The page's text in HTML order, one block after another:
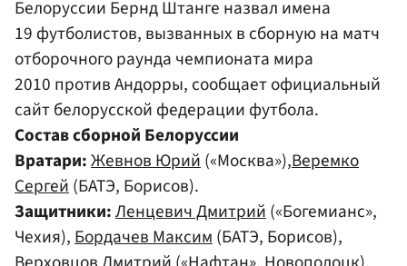
Белоруссии Бернд Штанге назвал имена
19 футболистов, вызванных в сборную на матч
отборочного раунда чемпионата мира
2010 против Андорры, сообщает официальный
сайт белорусской федерации футбола.
Состав сборной Белоруссии
Вратари:Жевнов Юрий(«Москва»),Веремко
Сергей(БАТЭ, Борисов).
Защитники:Ленцевич Дмитрий(«Богемианс»,
Чехия),Бордачев Максим(БАТЭ, Борисов),